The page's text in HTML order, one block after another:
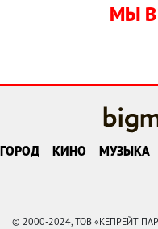
МЫ В
ГОРОД КИНО МУЗЫКА
© 2000-2024, ТОВ «КЕПРЕЙТ